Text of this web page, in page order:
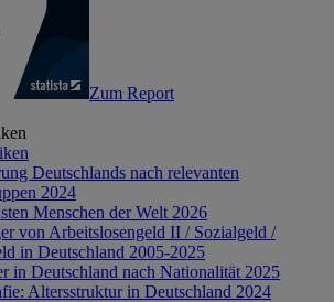
Zum Report
Deutschlands nach relevanten
2024
Menschen der Welt 2026
von Arbeitslosengeld II / Sozialgeld /
in Deutschland 2005-2025
in Deutschland nach Nationalität 2025
Altersstruktur in Deutschland 2024